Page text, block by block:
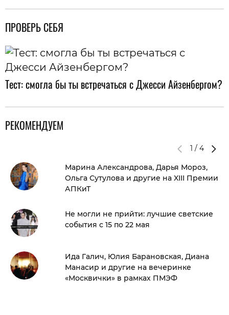
ПРОВЕРЬ СЕБЯ
Тест: смогла бы ты встречаться с Джесси Айзенбергом?
РЕКОМЕНДУЕМ
1 / 4
Марина Александрова, Дарья Мороз,
Ольга Сутулова и другие на XIII Премии
АПКиТ
Не могли не прийти: лучшие светские
события с 15 по 22 мая
Ида Галич, Юлия Барановская, Диана
Манасир и другие на вечеринке
«Москвички» в рамках ПМЭФ